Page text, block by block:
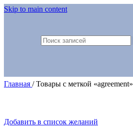
Skip to main content
Главная / Товары с меткой «agreement»
Добавить в список желаний